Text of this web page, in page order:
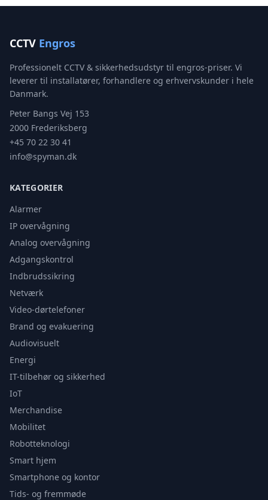
CCTV Engros
Professionelt CCTV & sikkerhedsudstyr til engros-priser. Vi
leverer til installatører, forhandlere og erhvervskunder i hele
Danmark.
Peter Bangs Vej 153
2000 Frederiksberg
+45 70 22 30 41
info@spyman.dk
KATEGORIER
Alarmer
IP overvågning
Analog overvågning
Adgangskontrol
Indbrudssikring
Netværk
Video-dørtelefoner
Brand og evakuering
Audiovisuelt
Energi
IT-tilbehør og sikkerhed
IoT
Merchandise
Mobilitet
Robotteknologi
Smart hjem
Smartphone og kontor
Tids- og fremmøde